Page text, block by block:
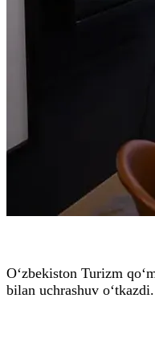
O‘zbekiston Turizm
bilan uchrashuv